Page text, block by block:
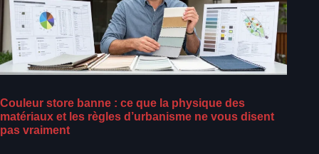
Couleur store banne : ce que la physique des
matériaux et les règles d’urbanisme ne vous disent
pas vraiment